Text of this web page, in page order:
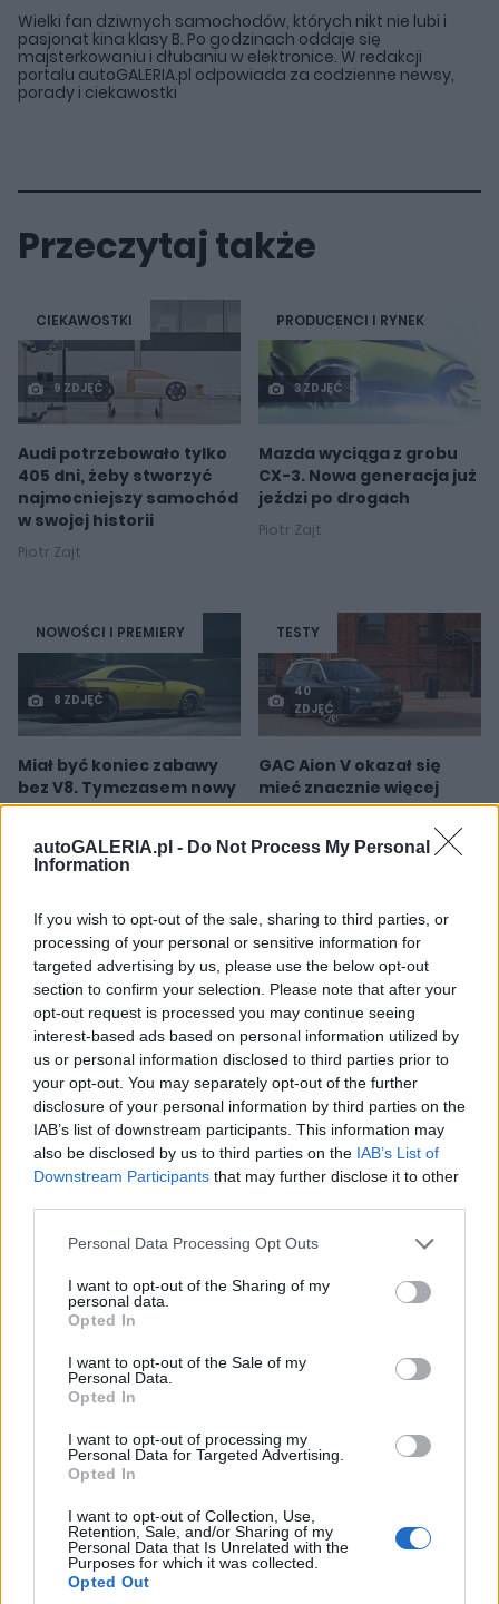
autoGALERIA.pl - Do Not Process My Personal
Information
If you wish to opt-out of the sale, sharing to third parties, or
processing of your personal or sensitive information for
targeted advertising by us, please use the below opt-out
section to confirm your selection. Please note that after your
opt-out request is processed you may continue seeing
interest-based ads based on personal information utilized by
us or personal information disclosed to third parties prior to
your opt-out. You may separately opt-out of the further
disclosure of your personal information by third parties on the
IAB’s list of downstream participants. This information may
also be disclosed by us to third parties on the IAB’s List of
Downstream Participants that may further disclose it to other
Please note that this website/app uses one or more Google
not limited to your visit or usage behaviour. You may click to
grant or deny consent to Google and its third-party tags to
use your data for below specified purposes in below Google
consent section.
Personal Data Processing Opt Outs
I want to opt-out of the Sharing of my
personal data.
Opted In
I want to opt-out of the Sale of my
Personal Data.
Opted In
I want to opt-out of processing my
Personal Data for Targeted Advertising.
Opted In
I want to opt-out of Collection, Use,
Retention, Sale, and/or Sharing of my
Personal Data that Is Unrelated with the
Purposes for which it was collected.
Opted Out
Wielki fan dziwnych samochodów, których nikt nie lubi i
pasjonat kina klasy B. Po godzinach oddaje się
majsterkowaniu i dłubaniu w elektronice. W redakcji
portalu autoGALERIA.pl odpowiada za codzienne newsy,
porady i ciekawostki
Przeczytaj także
CIEKAWOSTKI
9 ZDJĘĆ
Audi potrzebowało tylko
405 dni, żeby stworzyć
najmocniejszy samochód
w swojej historii
Piotr Zajt
PRODUCENCI I RYNEK
3 ZDJĘĆ
Mazda wyciąga z grobu
CX-3. Nowa generacja już
jeździ po drogach
Piotr Zajt
NOWOŚCI I PREMIERY
8 ZDJĘĆ
Miał być koniec zabawy
bez V8. Tymczasem nowy
Dodge Charger
Hellcata. A ma sześć
garów
Piotr Zajt
TESTY
40
ZDJĘĆ
GAC Aion V okazał się
mieć znacznie więcej
zalet, niż się po nim
samochodu